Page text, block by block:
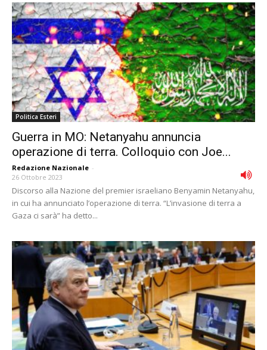
Politica Esteri
Guerra in MO: Netanyahu annuncia
operazione di terra. Colloquio con Joe...
Redazione Nazionale -
26 Ottobre 2023
Discorso alla Nazione del premier israeliano Benyamin Netanyahu,
in cui ha annunciato l’operazione di terra. “L’invasione di terra a
Gaza ci sarà” ha detto...